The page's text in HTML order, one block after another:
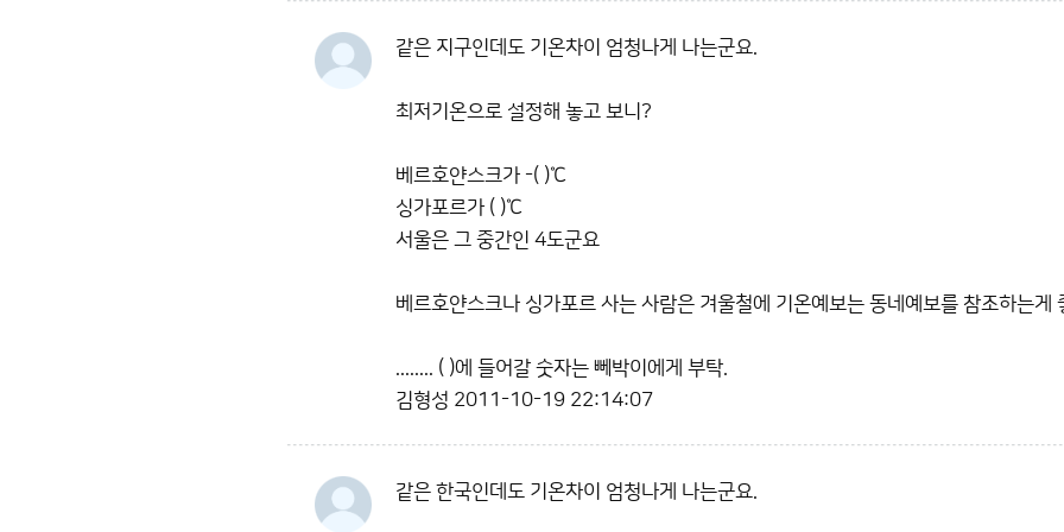
같은 지구인데도 기온차이 엄청나게 나는군요.
최저기온으로 설정해 놓고 보니?
베르호얀스크가 -( )℃
싱가포르가 ( )℃
서울은 그 중간인 4도군요
베르호얀스크나 싱가포르 사는 사람은 겨울철에 기온예보는 동네예보를 참조하는게
........ ( )에 들어갈 숫자는 뻬박이에게 부탁.
김형성 2011-10-19 22:14:07
같은 한국인데도 기온차이 엄청나게 나는군요.